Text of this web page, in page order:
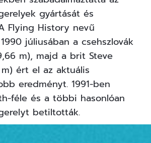
gyártását és
Flying History nevű
júliusában a csehszlovák
m), majd a brit Steve
ért el az aktuális
eredményt. 1991-ben
féle és a többi hasonlóan
betiltották.